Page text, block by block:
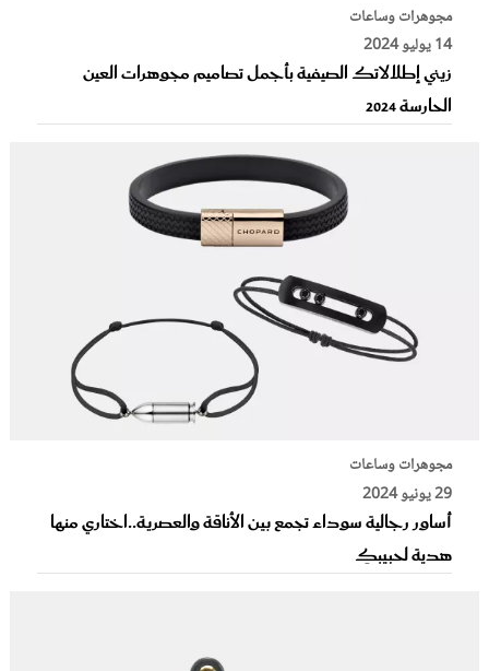
مجوهرات وساعات
14 يوليو 2024
زيني إطلالاتك الصيفية بأجمل تصاميم مجوهرات العين
الحارسة 2024
مجوهرات وساعات
29 يونيو 2024
أساور رجالية سوداء تجمع بين الأناقة والعصرية..اختاري منها
هدية لحبيبكِ